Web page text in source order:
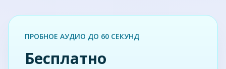
ПРОБНОЕ АУДИО ДО 60 СЕКУНД
Бесплатно